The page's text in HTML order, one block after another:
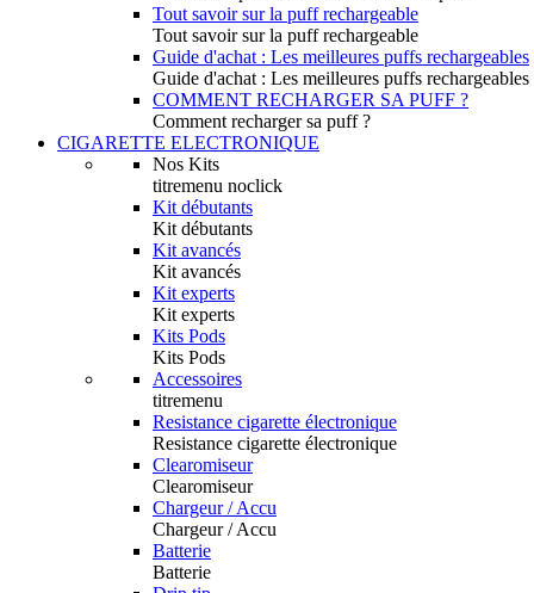
Tout savoir sur la puff rechargeable
Tout savoir sur la puff rechargeable
Guide d'achat : Les meilleures puffs rechargeables
Guide d'achat : Les meilleures puffs rechargeables
COMMENT RECHARGER SA PUFF ?
Comment recharger sa puff ?
CIGARETTE ELECTRONIQUE
Nos Kits
titremenu noclick
Kit débutants
Kit débutants
Kit avancés
Kit avancés
Kit experts
Kit experts
Kits Pods
Kits Pods
Accessoires
titremenu
Resistance cigarette électronique
Resistance cigarette électronique
Clearomiseur
Clearomiseur
Chargeur / Accu
Chargeur / Accu
Batterie
Batterie